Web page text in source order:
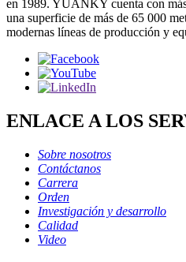
en 1989. YUANKY cuenta con
una superficie de más de 65 000
modernas líneas de producción y
ENLACE A LOS
Sobre nosotros
Contáctanos
Carrera
Orden
Investigación y desarrollo
Calidad
Video